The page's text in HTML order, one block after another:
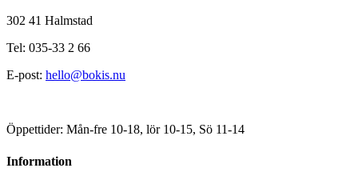
302 41 Halmstad
Tel: 035-33 2 66
E-post: hello@bokis.nu
Öppettider: Mån-fre 10-18, lör 10-15, Sö 11-14
Information